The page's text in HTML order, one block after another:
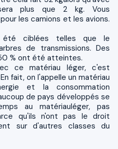
plus que 2 kg. Vous
les camions et les avions.
été ciblées telles que le
de transmissions. Des
% ont été atteintes.
ce matériau léger, c'est
fait, on l'appelle un matériau
et la consommation
de pays développés se
au matériauléger, pas
qu'ils n'ont pas le droit
sur d'autres classes du